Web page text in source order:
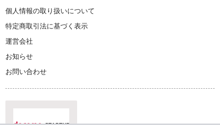
個人情報の取り扱いについて
特定商取引法に基づく表示
運営会社
お知らせ
お問い合わせ